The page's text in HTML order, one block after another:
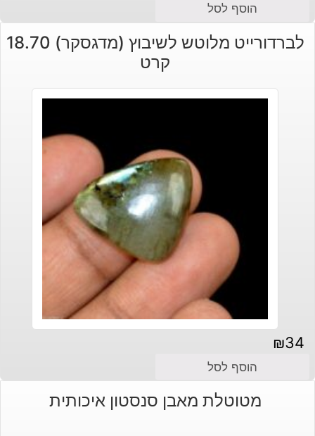
הוסף לסל
לברדורייט מלוטש לשיבוץ (מדגסקר) 18.70
קרט
₪34
הוסף לסל
מטוטלת מאבן סנסטון איכותית